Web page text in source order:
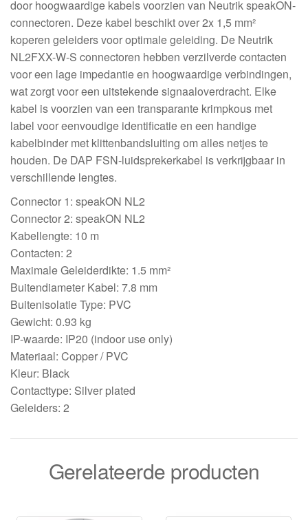
door hoogwaardige kabels voorzien van Neutrik speakON-
connectoren. Deze kabel beschikt over 2x 1,5 mm²
koperen geleiders voor optimale geleiding. De Neutrik
NL2FXX-W-S connectoren hebben verzilverde contacten
voor een lage impedantie en hoogwaardige verbindingen,
wat zorgt voor een uitstekende signaaloverdracht. Elke
kabel is voorzien van een transparante krimpkous met
label voor eenvoudige identificatie en een handige
kabelbinder met klittenbandsluiting om alles netjes te
houden. De DAP FSN-luidsprekerkabel is verkrijgbaar in
verschillende lengtes.
Connector 1: speakON NL2
Connector 2: speakON NL2
Kabellengte: 10 m
Contacten: 2
Maximale Geleiderdikte: 1.5 mm²
Buitendiameter Kabel: 7.8 mm
Buitenisolatie Type: PVC
Gewicht: 0.93 kg
IP-waarde: IP20 (indoor use only)
Materiaal: Copper / PVC
Kleur: Black
Contacttype: Silver plated
Geleiders: 2
Gerelateerde producten